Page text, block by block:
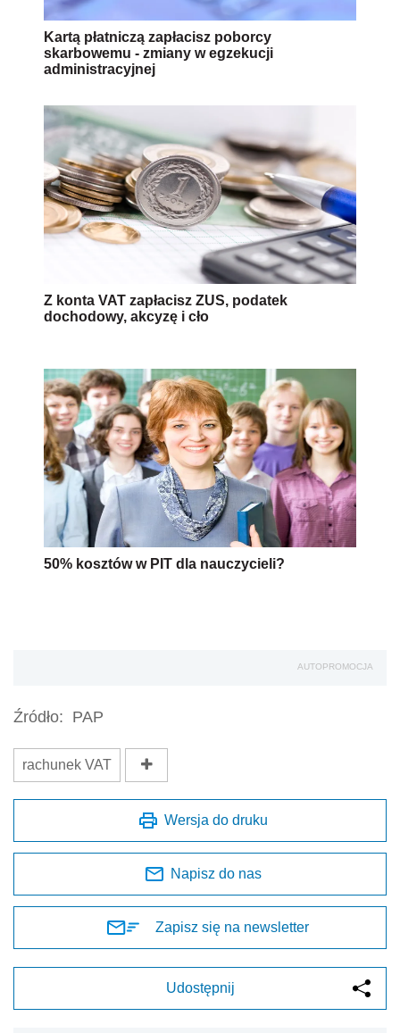
Kartą płatniczą zapłacisz poborcy
skarbowemu - zmiany w egzekucji
administracyjnej
Z konta VAT zapłacisz ZUS, podatek
dochodowy, akcyzę i cło
50% kosztów w PIT dla nauczycieli?
AUTOPROMOCJA
Źródło: PAP
rachunek VAT
Wersja do druku
Napisz do nas
Zapisz się na newsletter
Udostępnij